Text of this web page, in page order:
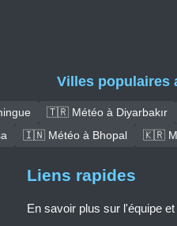
Villes populaires
🇹🇷 Météo à Diyarbakır
🇮🇳 Météo à Bhopal 🇰🇷
Liens rapides
En savoir plus sur l'équipe